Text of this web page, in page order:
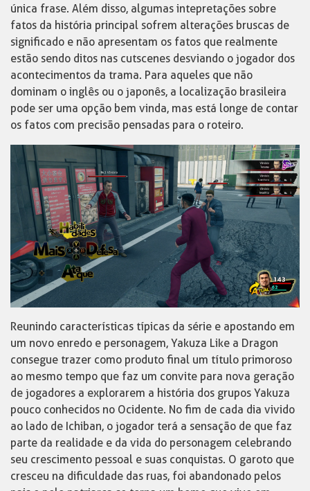
única frase. Além disso, algumas intepretações sobre
fatos da história principal sofrem alterações bruscas de
significado e não apresentam os fatos que realmente
estão sendo ditos nas cutscenes desviando o jogador dos
acontecimentos da trama. Para aqueles que não
dominam o inglês ou o japonês, a localização brasileira
pode ser uma opção bem vinda, mas está longe de contar
os fatos com precisão pensadas para o roteiro.
Reunindo características típicas da série e apostando em
um novo enredo e personagem, Yakuza Like a Dragon
consegue trazer como produto final um título primoroso
ao mesmo tempo que faz um convite para nova geração
de jogadores a explorarem a história dos grupos Yakuza
pouco conhecidos no Ocidente. No fim de cada dia vivido
ao lado de Ichiban, o jogador terá a sensação de que faz
parte da realidade e da vida do personagem celebrando
seu crescimento pessoal e suas conquistas. O garoto que
cresceu na dificuldade das ruas, foi abandonado pelos